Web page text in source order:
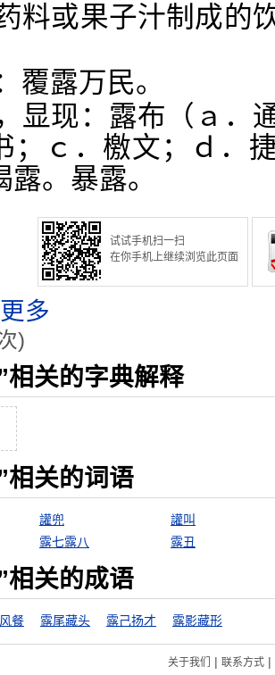
料或果子汁制成的
露万民。
显现：露布（ａ．
；ｃ．檄文；ｄ．
。暴露。
试试手机扫一扫
在你手机上继续浏览此页面
更多
)
相关的字典解释
相关的词语
讙兜
讙叫
露七露八 露丑
相关的成语
餐 露尾藏头 露己扬才 露影藏形
关于我们 | 联系方式|